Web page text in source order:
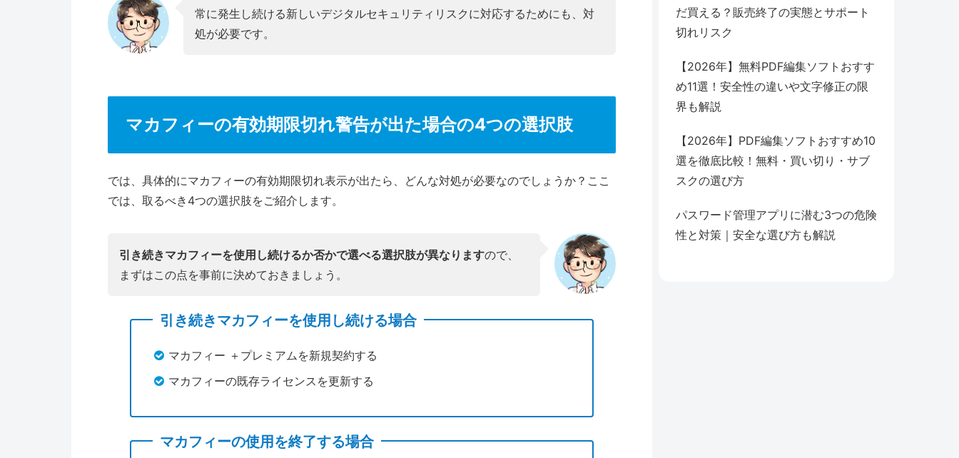
常に発生し続ける新しいデジタルセキュリティリスクに対応するためにも、対
処が必要です。
マカフィーの有効期限切れ警告が出た場合の4つの選択肢
では、具体的にマカフィーの有効期限切れ表示が出たら、どんな対処が必要なのでしょうか？ここ
では、取るべき4つの選択肢をご紹介します。
引き続きマカフィーを使用し続けるか否かで選べる選択肢が異なりますので、
まずはこの点を事前に決めておきましょう。
引き続きマカフィーを使用し続ける場合
マカフィー ＋プレミアムを新規契約する
マカフィーの既存ライセンスを更新する
マカフィーの使用を終了する場合
だ買える？販売終了の実態とサポート
切れリスク
【2026年】無料PDF編集ソフトおすす
め11選！安全性の違いや文字修正の限
界も解説
【2026年】PDF編集ソフトおすすめ10
選を徹底比較！無料・買い切り・サブ
スクの選び方
パスワード管理アプリに潜む3つの危険
性と対策｜安全な選び方も解説